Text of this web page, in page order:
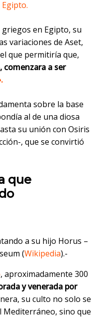
en Egipto, su
variaciones de Aset,
que permitiría que,
a ser
sobre la base
al de una diosa
su unión con Osiris
, que se convirtió
que
a su hijo Horus –
(Wikipedia).-
, aproximadamente 300
y venerada por
su culto no solo se
Mediterráneo, sino que